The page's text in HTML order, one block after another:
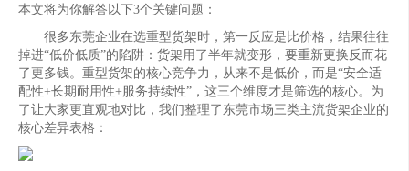
本文将为你解答以下3个关键问题：
很多东莞企业在选重型货架时，第一反应是比价格，结果往往
掉进“低价低质”的陷阱：货架用了半年就变形，要重新更换反而花
了更多钱。重型货架的核心竞争力，从来不是低价，而是“安全适
配性+长期耐用性+服务持续性”，这三个维度才是筛选的核心。为
了让大家更直观地对比，我们整理了东莞市场三类主流货架企业的
核心差异表格：